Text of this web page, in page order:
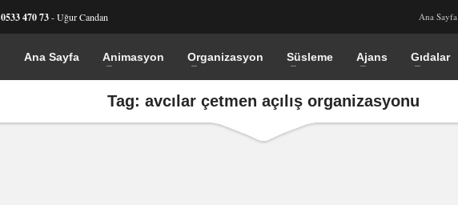
0533 470 73- Uğur Candan Ana Sayfa
Ana Sayfa Animasyon Organizasyon Süsleme Ajans Gıdalar
Tag: avcılar çetmen açılış organizasyonu